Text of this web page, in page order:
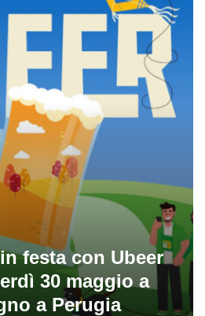
festa con Ubeer
30 maggio a
a Perugia